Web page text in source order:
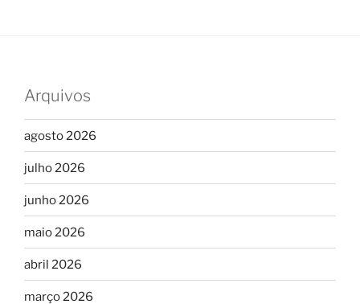
Arquivos
agosto 2026
julho 2026
junho 2026
maio 2026
abril 2026
março 2026